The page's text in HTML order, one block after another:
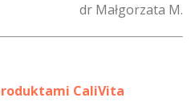
dr Małgorzata M.
CaliVita